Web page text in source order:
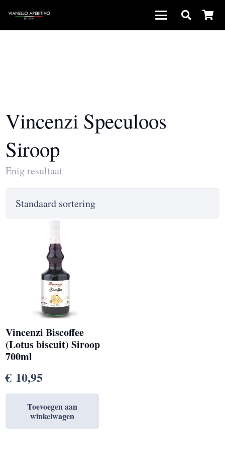
Vincenzi Speculoos
Siroop
Enig resultaat
Vincenzi Biscoffee
(Lotus biscuit) Siroop
700ml
€ 10,95
Toevoegen aan
winkelwagen